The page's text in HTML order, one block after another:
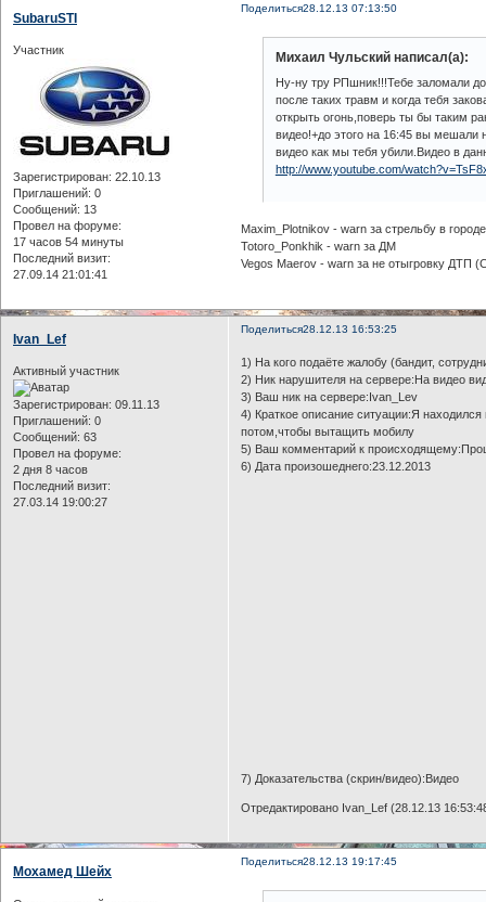
Поделиться28.12.13 07:13:50
SubaruSTI
Участник
Зарегистрирован: 22.10.13
Приглашений: 0
Сообщений: 13
Провел на форуме:
17 часов 54 минуты
Последний визит:
27.09.14 21:01:41
Михаил Чульский написал(а):
Ну-ну тру РПшник!!!Тебе заломали
после таких травм и когда тебя
открыть огонь,поверь ты бы таким
видео!+до этого на 16:45 вы
видео как мы тебя убили.Видео в
http://www.youtube.com/
Maxim_Plotnikov - warn за стрельбу в городе
Totoro_Ponkhik - warn за ДМ
Vegos Maerov - warn за не отыгровку ДТП
Поделиться28.12.13 16:53:25
Ivan_Lef
Активный участник
Зарегистрирован: 09.11.13
Приглашений: 0
Сообщений: 63
Провел на форуме:
2 дня 8 часов
Последний визит:
27.03.14 19:00:27
1) На кого подаёте жалобу (бандит,
2) Ник нарушителя на сервере:На видео
3) Ваш ник на сервере:Ivan_Lev
4) Краткое описание ситуации:Я
потом,чтобы вытащить мобилу
5) Ваш комментарий к
6) Дата произошеднего:23.12.2013
7) Доказательства (скрин/видео):Видео
Отредактировано Ivan_Lef (28.12.13
Поделиться28.12.13 19:17:45
Мохамед Шейх